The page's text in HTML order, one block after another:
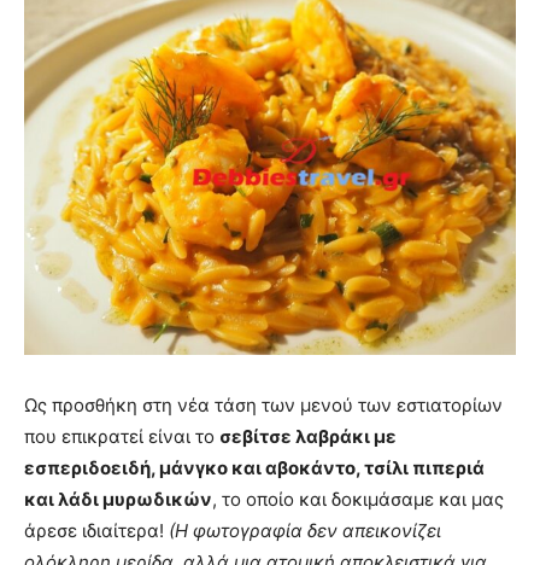
Ως προσθήκη στη νέα τάση των μενού των εστιατορίων
που επικρατεί είναι το σεβίτσε λαβράκι με
εσπεριδοειδή, μάνγκο και αβοκάντο, τσίλι πιπεριά
και λάδι μυρωδικών, το οποίο και δοκιμάσαμε και μας
άρεσε ιδιαίτερα! (Η φωτογραφία δεν απεικονίζει